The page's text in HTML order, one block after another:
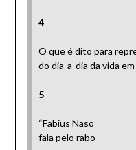
4
O que é dito para
do dia-a-dia da vida
5
“Fabius Naso
fala pelo rabo